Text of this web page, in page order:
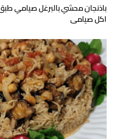
باذنجان محشي بالبرغل صيامي
اكل صيامى